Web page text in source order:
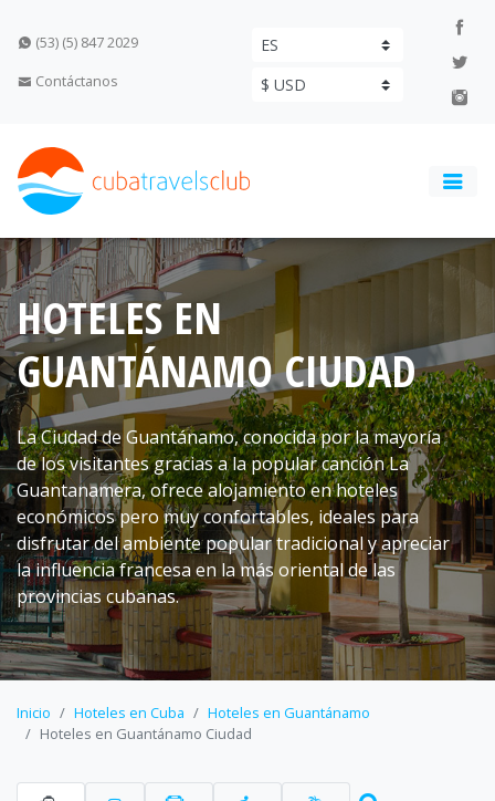
(53) (5) 847 2029
Contáctanos
HOTELES EN
GUANTÁNAMO CIUDAD
La Ciudad de Guantánamo, conocida por la mayoría
de los visitantes gracias a la popular canción La
Guantanamera, ofrece alojamiento en hoteles
económicos pero muy confortables, ideales para
disfrutar del ambiente popular tradicional y apreciar
la influencia francesa en la más oriental de las
provincias cubanas.
Inicio Hoteles en Cuba
Hoteles en Guantánamo
Hoteles en Guantánamo Ciudad